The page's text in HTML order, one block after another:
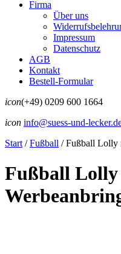
Firma
Über uns
Impressum
Datenschutz
AGB
Kontakt
Bestell-Formular
icon(+49) 0209 600 1664
icon info@suess-und-
Start / Fußball /Fußball Lolly
Fußball